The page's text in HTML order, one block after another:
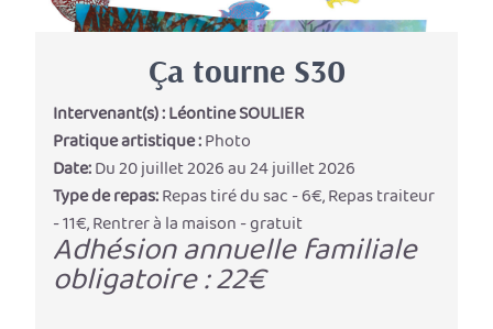
Ça tourne S30
Intervenant(s) :Léontine SOULIER
Pratique artistique :Photo
Date:Du 20 juillet 2026 au 24 juillet 2026
Type de repas:Repas tiré du sac - 6€, Repas traiteur
- 11€, Rentrer à la maison - gratuit
Adhésion annuelle familiale
obligatoire : 22€